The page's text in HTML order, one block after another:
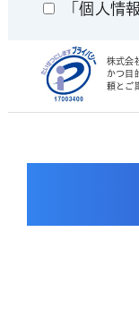
「個人情
株式会
かつ目
頼とご